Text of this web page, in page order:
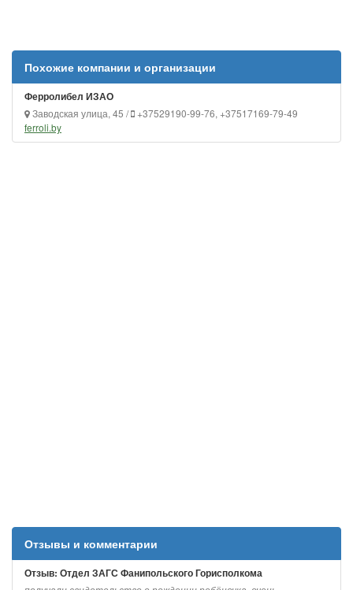
Похожие компании и организации
Ферролибел ИЗАО
Заводская улица, 45 /
+37529190-99-76, +37517169-79-49
ferroli.by
Отзывы и комментарии
Отзыв: Отдел ЗАГС Фанипольского Горисполкома